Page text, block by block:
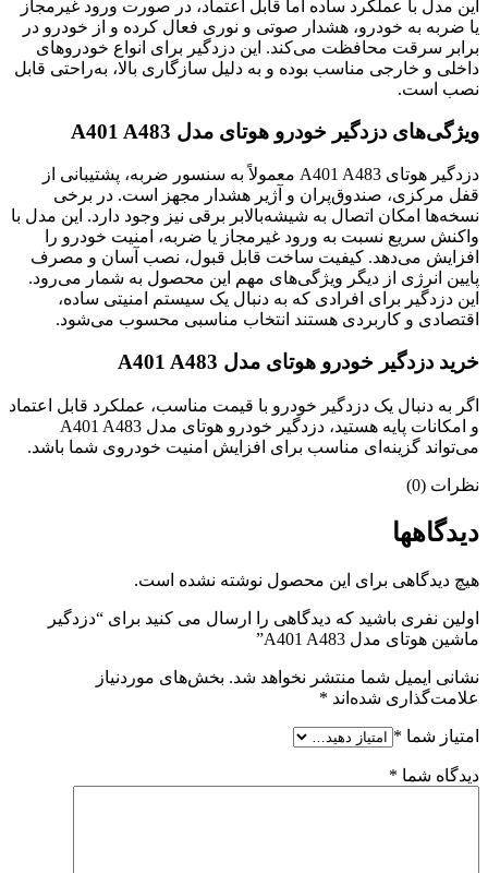
این مدل با عملکرد ساده اما قابل اعتماد، در صورت ورود غیرمجاز
یا ضربه به خودرو، هشدار صوتی و نوری فعال کرده و از خودرو در
برابر سرقت محافظت می‌کند. این دزدگیر برای انواع خودروهای
داخلی و خارجی مناسب بوده و به دلیل سازگاری بالا، به‌راحتی قابل
نصب است.
ویژگی‌های دزدگیر خودرو هوتای مدل A401 A483
دزدگیر هوتای A401 A483 معمولاً به سنسور ضربه، پشتیبانی از
قفل مرکزی، صندوق‌پران و آژیر هشدار مجهز است. در برخی
نسخه‌ها امکان اتصال به شیشه‌بالابر برقی نیز وجود دارد. این مدل با
واکنش سریع نسبت به ورود غیرمجاز یا ضربه، امنیت خودرو را
افزایش می‌دهد. کیفیت ساخت قابل قبول، نصب آسان و مصرف
پایین انرژی از دیگر ویژگی‌های مهم این محصول به شمار می‌رود.
این دزدگیر برای افرادی که به دنبال یک سیستم امنیتی ساده،
اقتصادی و کاربردی هستند انتخاب مناسبی محسوب می‌شود.
خرید دزدگیر خودرو هوتای مدل A401 A483
اگر به دنبال یک دزدگیر خودرو با قیمت مناسب، عملکرد قابل اعتماد
و امکانات پایه هستید، دزدگیر خودرو هوتای مدل A401 A483
می‌تواند گزینه‌ای مناسب برای افزایش امنیت خودروی شما باشد.
نظرات (0)
دیدگاهها
هیچ دیدگاهی برای این محصول نوشته نشده است.
اولین نفری باشید که دیدگاهی را ارسال می کنید برای “دزدگیر
ماشین هوتای مدل A401 A483”
نشانی ایمیل شما منتشر نخواهد شد. بخش‌های موردنیاز
علامت‌گذاری شده‌اند *
امتیاز شما *
دیدگاه شما *